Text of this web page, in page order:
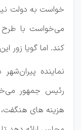
خواست به دولت
می‌خواست با طرح
کند. اما گویا زور
نماینده
رئیس جمهور
هزینه های